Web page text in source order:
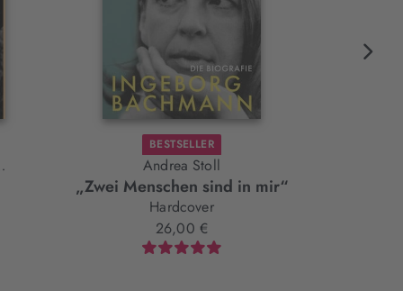
BESTSELLER
Andrea Stoll
„Zwei Menschen sind in mir“
Hardcover
26,00 €